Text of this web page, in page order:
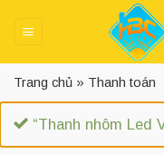
Trang chủ » Thanh toán
“Thanh nhôm Led